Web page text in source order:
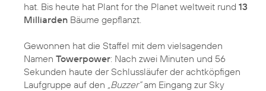
hat. Bis heute hat Plant for the Planet weltweit rund 13
Milliarden Bäume gepflanzt.
Gewonnen hat die Staffel mit dem vielsagenden
Namen Towerpower: Nach zwei Minuten und 56
Sekunden haute der Schlussläufer der achtköpfigen
Laufgruppe auf den „Buzzer“am Eingang zur Sky